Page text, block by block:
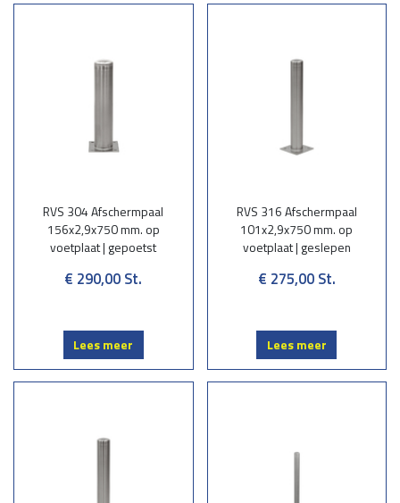
RVS 304 Afschermpaal
156x2,9x750 mm. op
voetplaat | gepoetst
€ 290,00 St.
Lees meer
RVS 316 Afschermpaal
101x2,9x750 mm. op
voetplaat | geslepen
€ 275,00 St.
Lees meer